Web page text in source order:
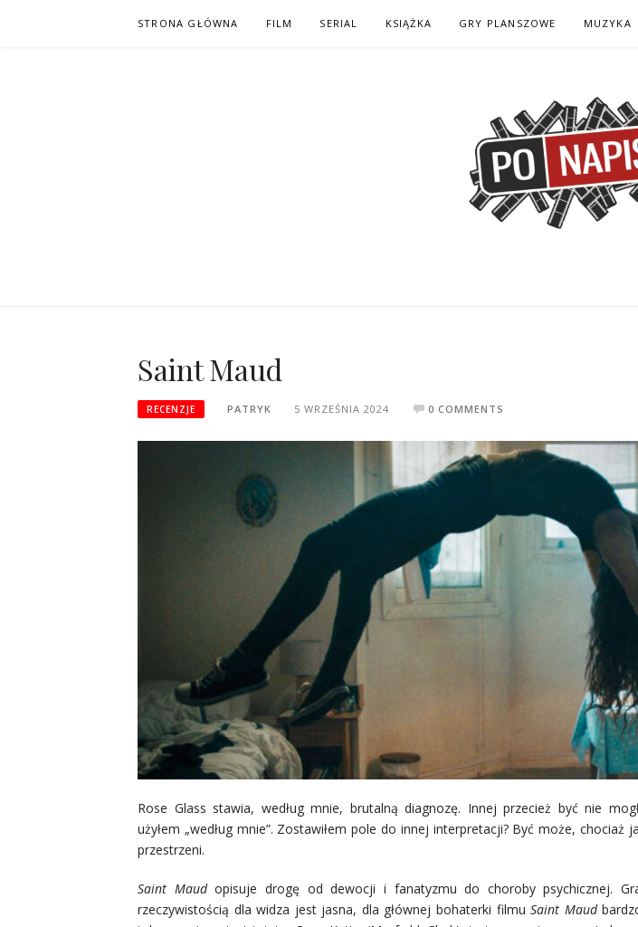
STRONA GŁÓWNA FILM SERIAL KSIĄŻKA GRY PLANSZOWE MUZYKA
Saint Maud
RECENZJE PATRYK 5 WRZEŚNIA 2024 0 COMMENTS
Rose Glass stawia, według mnie, brutalną diagnozę. Innej przecież być nie
użyłem „według mnie”. Zostawiłem pole do innej interpretacji? Być może, chociaż
przestrzeni.
Saint Maudopisuje drogę od dewocji i fanatyzmu do choroby psychicznej.
rzeczywistością dla widza jest jasna, dla głównej bohaterki filmuSaint Maud